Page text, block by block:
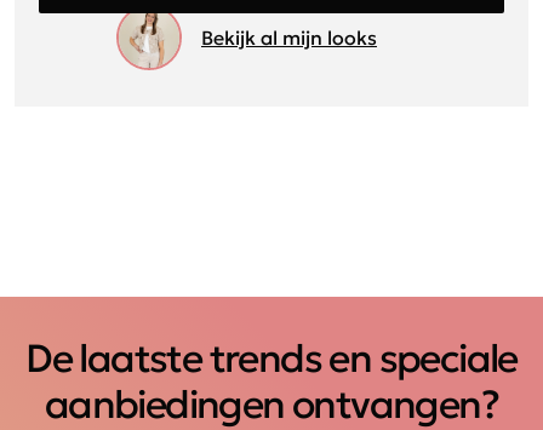
Bekijk al mijn looks
De laatste trends en speciale
aanbiedingen ontvangen?